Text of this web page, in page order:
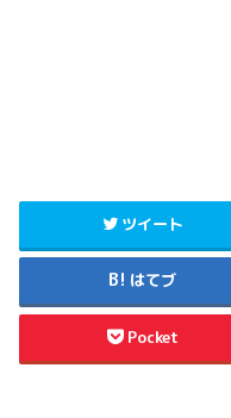
ツイート
はてブ
Pocket